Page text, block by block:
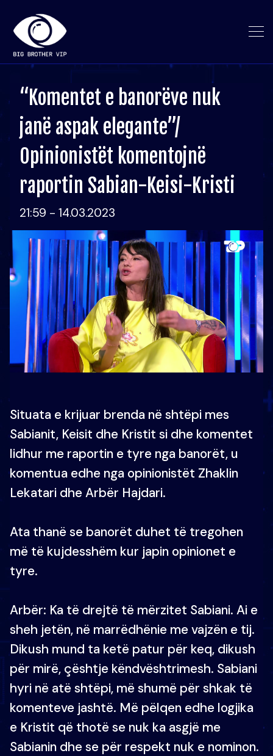
“Komentet e banorëve nuk
janë aspak elegante”/
Opinionistët komentojnë
raportin Sabian-Keisi-Kristi
21:59 - 14.03.2023
Situata e krijuar brenda në shtëpi mes
Sabianit, Keisit dhe Kristit si dhe komentet
lidhur me raportin e tyre nga banorët, u
komentua edhe nga opinionistët Zhaklin
Lekatari dhe Arbër Hajdari.
Ata thanë se banorët duhet të tregohen
më të kujdesshëm kur japin opinionet e
tyre.
Arbër: Ka të drejtë të mërzitet Sabiani. Ai e
sheh jetën, në marrëdhënie me vajzën e tij.
Dikush mund ta ketë patur për keq, dikush
për mirë, çështje këndvështrimesh. Sabiani
hyri në atë shtëpi, më shumë për shkak të
komenteve jashtë. Më pëlqen edhe logjika
e Kristit që thotë se nuk ka asgjë me
Sabianin dhe se për respekt nuk e nominon.